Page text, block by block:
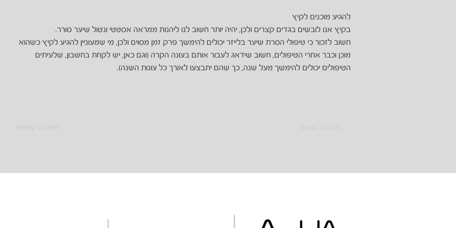
להגיע מוכנים לקיץ
בקיץ אנו לובשים בגדים קצרים ולכן, יהיה יותר חשוב לנו ליהנות ממראה אסטטי ונטול שיער סורר.
חשוב לזכור כי טיפולי הסרת שיער בלייזר יכולים להימשך פרק זמן מסוים ולכן, מי שמעוניין להגיע לקיץ כשהוא
מוכן וכבר אחרי הטיפולים, חשוב שידאג לעבור אותם בעונה הקרה (וגם כאן, יש לקחת בחשבון, שלעיתים
הטיפולים יכולים להימשך מעל שנה, כך שהם יתבצעו לאורך כל עונות השנה).